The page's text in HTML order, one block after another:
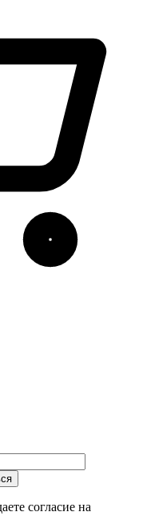
согласие на